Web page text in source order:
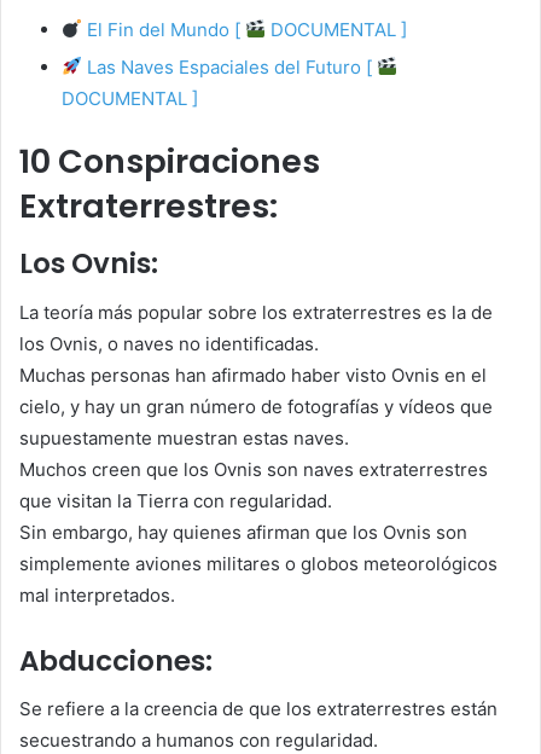
El Fin del Mundo [
DOCUMENTAL ]
Las Naves Espaciales del Futuro [
DOCUMENTAL ]
10 Conspiraciones
Extraterrestres:
Los Ovnis:
La teoría más popular sobre los extraterrestres es la de
los Ovnis, o naves no identificadas.
Muchas personas han afirmado haber visto Ovnis en el
cielo, y hay un gran número de fotografías y vídeos que
supuestamente muestran estas naves.
Muchos creen que los Ovnis son naves extraterrestres
que visitan la Tierra con regularidad.
Sin embargo, hay quienes afirman que los Ovnis son
simplemente aviones militares o globos meteorológicos
mal interpretados.
Abducciones:
Se refiere a la creencia de que los extraterrestres están
secuestrando a humanos con regularidad.